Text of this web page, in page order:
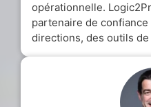
opérationnelle.
partenaire de
directions, des outils